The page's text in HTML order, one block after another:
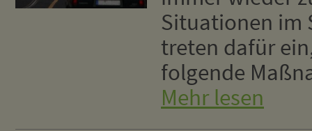
Situationen im
treten dafür
folgende
Mehr lesen